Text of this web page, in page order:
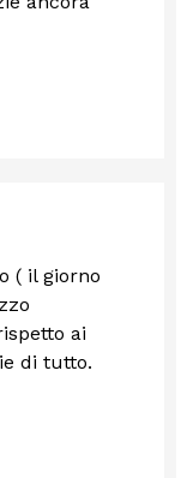
( il giorno
ai
di tutto.